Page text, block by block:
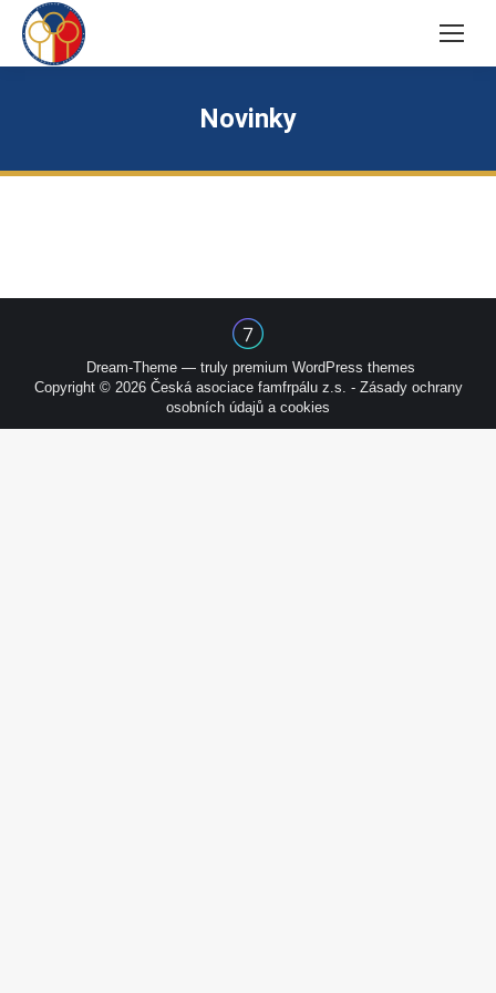
Novinky
Dream-Theme — truly premium WordPress themes
Copyright © 2026 Česká asociace famfrpálu z.s. - Zásady ochrany
osobních údajů a cookies